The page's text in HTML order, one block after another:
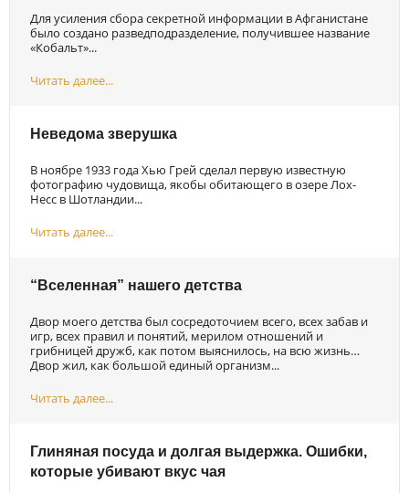
Для усиления сбора секретной информации в Афганистане
было создано разведподразделение, получившее название
«Кобальт»...
Читать далее...
Неведома зверушка
В ноябре 1933 года Хью Грей сделал первую известную
фотографию чудовища, якобы обитающего в озере Лох-
Несс в Шотландии...
Читать далее...
“Вселенная” нашего детства
Двор моего детства был сосредоточием всего, всех забав и
игр, всех правил и понятий, мерилом отношений и
грибницей дружб, как потом выяснилось, на всю жизнь…
Двор жил, как большой единый организм...
Читать далее...
Глиняная посуда и долгая выдержка. Ошибки,
которые убивают вкус чая